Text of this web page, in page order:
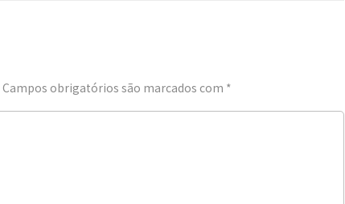
Campos obrigatórios são marcados com *